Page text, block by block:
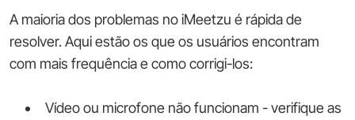
A maioria dos problemas no iMeetzu é rápida de
resolver. Aqui estão os que os usuários encontram
com mais frequência e como corrigi-los:
Vídeo ou microfone não funcionam - verifique as